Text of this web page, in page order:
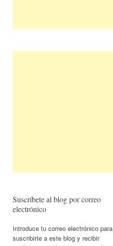
Suscríbete al blog por correo
electrónico
Introduce tu correo electrónico para
suscribirte a este blog y recibir